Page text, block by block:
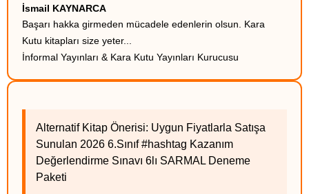
İsmail KAYNARCA
Başarı hakka girmeden mücadele edenlerin olsun. Kara
Kutu kitapları size yeter...
İnformal Yayınları & Kara Kutu Yayınları Kurucusu
Alternatif Kitap Önerisi: Uygun Fiyatlarla Satışa
Sunulan 2026 6.Sınıf #hashtag Kazanım
Değerlendirme Sınavı 6lı SARMAL Deneme
Paketi